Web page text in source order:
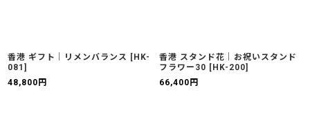
香港 ギフト｜リメンバランス [ HK-
081 ]
48,800 円
香港 スタンド花｜お祝いスタンド
フラワー30 [ HK-200]
66,400 円